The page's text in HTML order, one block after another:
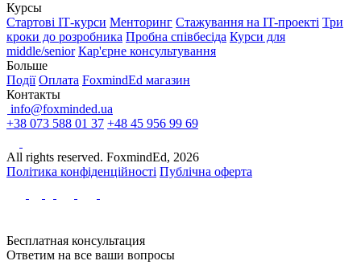
Курсы
Стартові IТ-курси Менторинг Стажування на IT-проекті Три
кроки до розробника Пробна співбесіда Курси для
middle/senior Кар'єрне консультування
Больше
Події Оплата FoxmindEd магазин
Контакты
info@foxminded.ua
+38 073 588 01 37 +48 45 956 99 69
All rights reserved. FoxmindEd, 2026
Політика конфіденційності Публічна оферта
Бесплатная консультация
Ответим на все ваши вопросы